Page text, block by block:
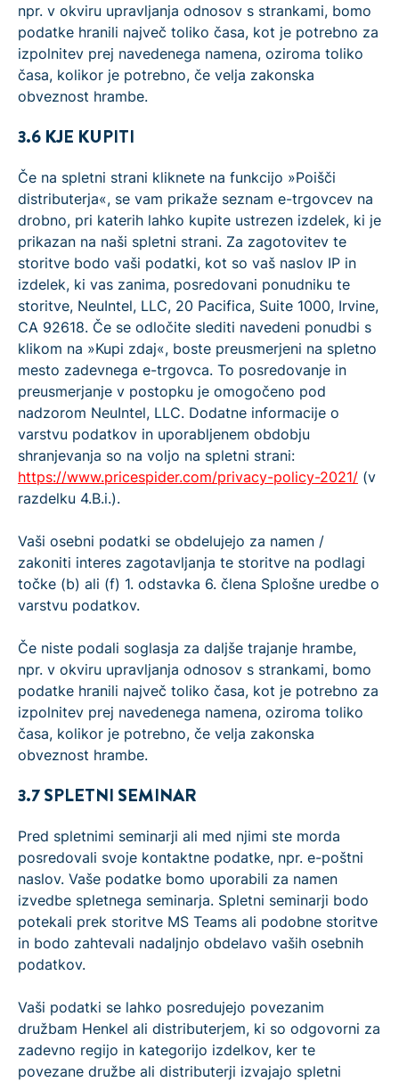
npr. v okviru upravljanja odnosov s strankami, bomo
podatke hranili največ toliko časa, kot je potrebno za
izpolnitev prej navedenega namena, oziroma toliko
časa, kolikor je potrebno, če velja zakonska
obveznost hrambe.
3.6 KJE KUPITI
Če na spletni strani kliknete na funkcijo »Poišči
distributerja«, se vam prikaže seznam e-trgovcev na
drobno, pri katerih lahko kupite ustrezen izdelek, ki je
prikazan na naši spletni strani. Za zagotovitev te
storitve bodo vaši podatki, kot so vaš naslov IP in
izdelek, ki vas zanima, posredovani ponudniku te
storitve, NeuIntel, LLC, 20 Pacifica, Suite 1000, Irvine,
CA 92618. Če se odločite slediti navedeni ponudbi s
klikom na »Kupi zdaj«, boste preusmerjeni na spletno
mesto zadevnega e-trgovca. To posredovanje in
preusmerjanje v postopku je omogočeno pod
nadzorom NeuIntel, LLC. Dodatne informacije o
varstvu podatkov in uporabljenem obdobju
shranjevanja so na voljo na spletni strani:
https://www.pricespider.com/privacy-policy-2021/ (v
razdelku 4.B.i.).
Vaši osebni podatki se obdelujejo za namen /
zakoniti interes zagotavljanja te storitve na podlagi
točke (b) ali (f) 1. odstavka 6. člena Splošne uredbe o
varstvu podatkov.
Če niste podali soglasja za daljše trajanje hrambe,
npr. v okviru upravljanja odnosov s strankami, bomo
podatke hranili največ toliko časa, kot je potrebno za
izpolnitev prej navedenega namena, oziroma toliko
časa, kolikor je potrebno, če velja zakonska
obveznost hrambe.
3.7 SPLETNI SEMINAR
Pred spletnimi seminarji ali med njimi ste morda
posredovali svoje kontaktne podatke, npr. e-poštni
naslov. Vaše podatke bomo uporabili za namen
izvedbe spletnega seminarja. Spletni seminarji bodo
potekali prek storitve MS Teams ali podobne storitve
in bodo zahtevali nadaljnjo obdelavo vaših osebnih
podatkov.
Vaši podatki se lahko posredujejo povezanim
družbam Henkel ali distributerjem, ki so odgovorni za
zadevno regijo in kategorijo izdelkov, ker te
povezane družbe ali distributerji izvajajo spletni